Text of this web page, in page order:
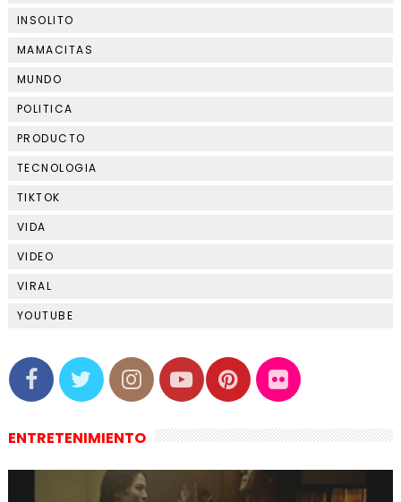
INSOLITO
MAMACITAS
MUNDO
POLITICA
PRODUCTO
TECNOLOGIA
TIKTOK
VIDA
VIDEO
VIRAL
YOUTUBE
ENTRETENIMIENTO